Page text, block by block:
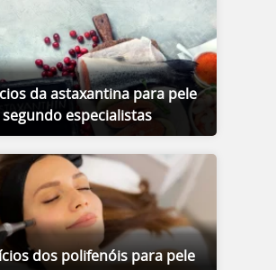
da astaxantina para pele
segundo especialistas
dos polifenóis para pele